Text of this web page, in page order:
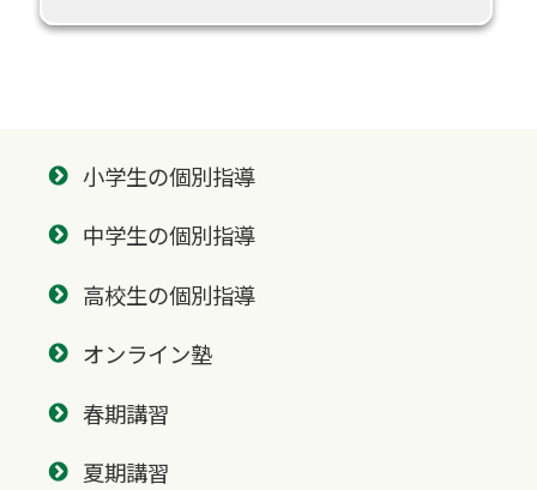
小学生の個別指導
中学生の個別指導
高校生の個別指導
オンライン塾
春期講習
夏期講習